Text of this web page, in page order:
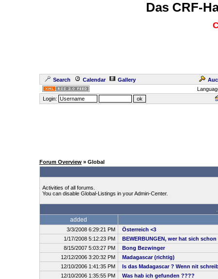
Das CRF-
Search Calendar Gallery
Login:
Forum Overview» Global
Activities of all forums.
You can disable Global-Listings in your Admin-Center.
added
3/3/2008 6:29:21 PM
Österreich <3
1/17/2008 5:12:23 PM
BEWERBUNGEN, wer hat sich
8/15/2007 5:03:27 PM
Bong Bezwinger
12/12/2006 3:20:32 PM
Madagascar (richtig)
12/10/2006 1:41:35 PM
Is das Madagascar ? Wenn nit
12/10/2006 1:35:55 PM
Was hab ich gefunden ????